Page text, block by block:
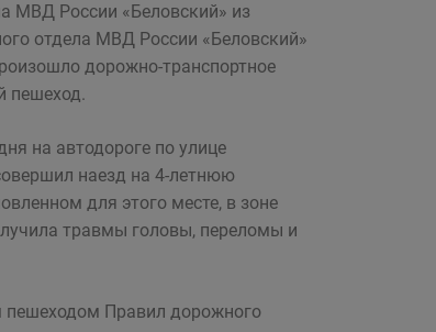
МВД России «Беловский» из
отдела МВД России «Беловский»
дорожно-транспортное
пешеход.
на автодороге по улице
наезд на 4-летнюю
для этого месте, в зоне
травмы головы, переломы и
пешеходом Правил дорожного